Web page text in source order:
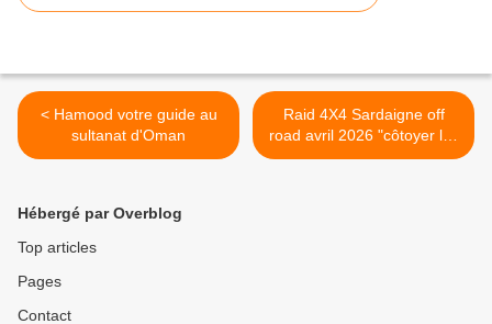
< Hamood votre guide au
sultanat d'Oman
Raid 4X4 Sardaigne off
road avril 2026 "côtoyer les
dieux" >
Hébergé par Overblog
Top articles
Pages
Contact